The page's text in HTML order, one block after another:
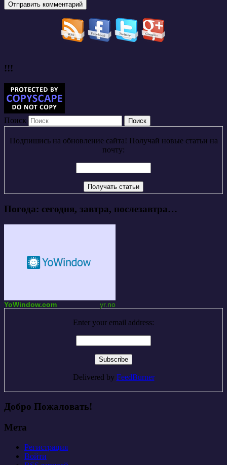
!!!
Поиск
Подпишись на обновление сайта! Получай новые статьи на
почту:
Погода: сегодня, завтра, послезавтра…
YoWindow.com yr.no
Enter your email address:
Delivered by FeedBurner
Добро Пожаловать!
Мета
Регистрация
Войти